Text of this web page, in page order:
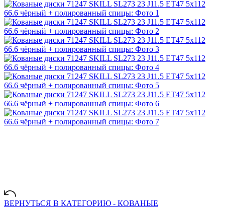
ВЕРНУТЬСЯ В КАТЕГОРИЮ - КОВАНЫЕ